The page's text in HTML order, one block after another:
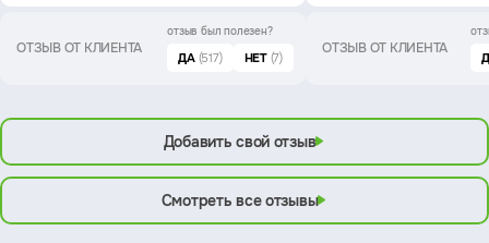
ОТЗЫВ ОТ КЛИЕНТА
отзыв был полезен?
ДА (517) НЕТ (7)
ОТЗЫВ ОТ КЛИЕНТА
Добавить свой отзыв
Смотреть все отзывы